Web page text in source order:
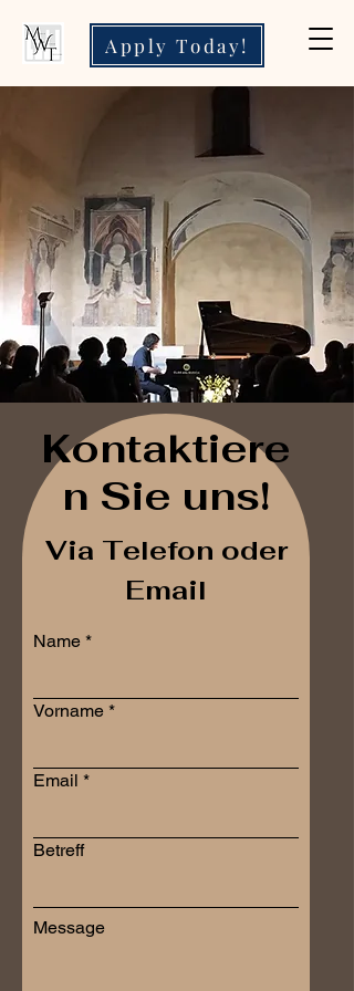
Apply Today!
Kontaktiere
n Sie uns!
Via Telefon oder
Email
Name
Vorname
Email
Betreff
Message